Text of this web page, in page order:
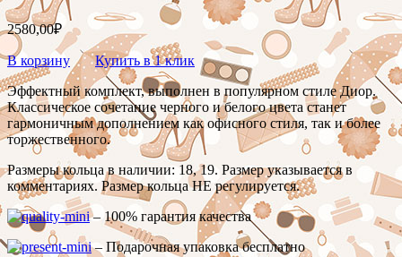
2580,00₽
В корзину
Купить в 1 клик
Эффектный комплект, выполнен в популярном стиле Диор.
Классическое сочетание черного и белого цвета станет
гармоничным дополнением как офисного стиля, так и более
торжественного.
Размеры кольца в наличии: 18, 19. Размер указывается в
комментариях. Размер кольца НЕ регулируется.
– 100% гарантия качества
– Подарочная упаковка бесплатно